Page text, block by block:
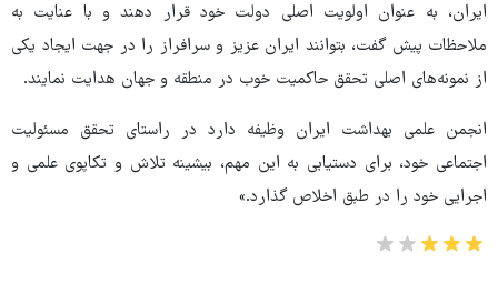
ایران، به عنوان اولویت اصلی دولت خود قرار دهند و با عنایت به
ملاحظات پیش گفت، بتوانند ایران عزیز و سرافراز را در جهت ایجاد یکی
از نمونه‌های اصلی تحقق حاکمیت خوب در منطقه و جهان هدایت نمایند.
انجمن علمی بهداشت ایران وظیفه دارد در راستای تحقق مسئولیت
اجتماعی خود، برای دستیابی به این مهم، بیشینه تلاش و تکاپوی علمی و
اجرایی خود را در طبق اخلاص گذارد.»